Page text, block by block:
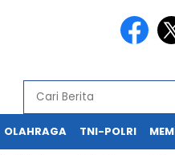
OLAHRAGA TNI-POLRI